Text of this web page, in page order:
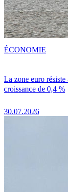
La zone euro
croissance de 0,4 %
30.07.2026
ÉCONOMIE